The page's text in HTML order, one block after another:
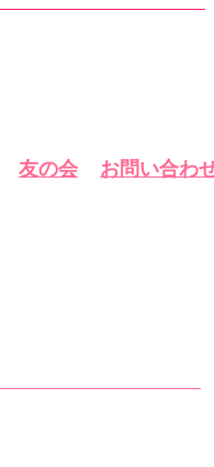
友の会 お問い合わ